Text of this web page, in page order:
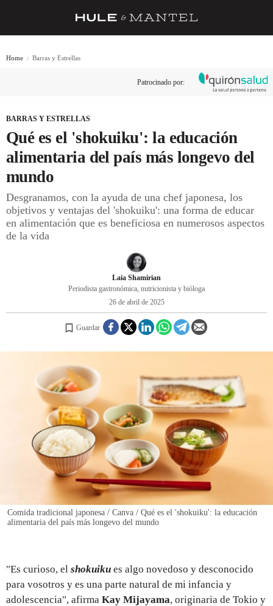
BARRAS Y ESTRELLAS
DÓNDE COMER
TRADICIÓN
MENÚ DEL DÍA
REGISTRO
INICIAR SESIÓN
Home Barras y Estrellas
Patrocinado por:
BARRAS Y ESTRELLAS
Qué es el 'shokuiku': la educación
alimentaria del país más longevo del
mundo
Desgranamos, con la ayuda de una chef japonesa, los
objetivos y ventajas del 'shokuiku': una forma de educar
en alimentación que es beneficiosa en numerosos aspectos
de la vida
Laia Shamirian
Periodista gastronómica, nutricionista y bióloga
26 de abril de 2025
Guardar
Comida tradicional japonesa / Canva / Qué es el 'shokuiku': la educación
alimentaria del país más longevo del mundo
"Es curioso, el shokuiku es algo novedoso y desconocido
para vosotros y es una parte natural de mi infancia y
adolescencia", afirma Kay Mijayama, originaria de Tokio y